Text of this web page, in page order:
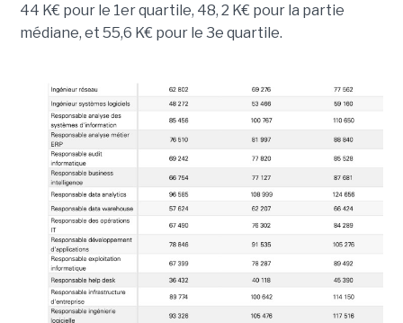
44 K€ pour le 1er quartile, 48, 2 K€ pour la partie
médiane, et 55,6 K€ pour le 3e quartile.